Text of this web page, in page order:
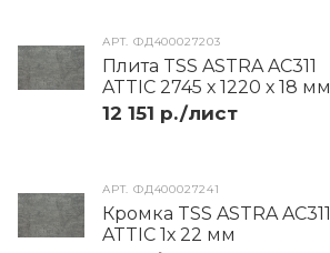
АРТ.ФД400027241
Кромка TSS ASTRA AC311
ATTIC 1х 22 мм
АРТ.ФД400027203
Плита TSS ASTRA AC311
ATTIC 2745 х 1220 х 18 мм
12 151 р./лист